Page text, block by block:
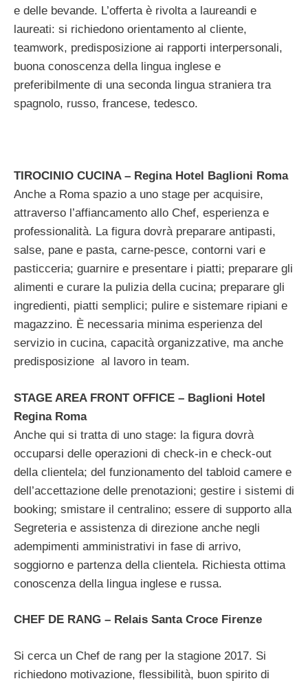
e delle bevande. L’offerta è rivolta a laureandi e
laureati: si richiedono orientamento al cliente,
teamwork, predisposizione ai rapporti interpersonali,
buona conoscenza della lingua inglese e
preferibilmente di una seconda lingua straniera tra
spagnolo, russo, francese, tedesco.
TIROCINIO CUCINA – Regina Hotel Baglioni Roma
Anche a Roma spazio a uno stage per acquisire,
attraverso l’affiancamento allo Chef, esperienza e
professionalità. La figura dovrà preparare antipasti,
salse, pane e pasta, carne-pesce, contorni vari e
pasticceria; guarnire e presentare i piatti; preparare gli
alimenti e curare la pulizia della cucina; preparare gli
ingredienti, piatti semplici; pulire e sistemare ripiani e
magazzino. È necessaria minima esperienza del
servizio in cucina, capacità organizzative, ma anche
predisposizione al lavoro in team.
STAGE AREA FRONT OFFICE – Baglioni Hotel
Regina Roma
Anche qui si tratta di uno stage: la figura dovrà
occuparsi delle operazioni di check-in e check-out
della clientela; del funzionamento del tabloid camere e
dell’accettazione delle prenotazioni; gestire i sistemi di
booking; smistare il centralino; essere di supporto alla
Segreteria e assistenza di direzione anche negli
adempimenti amministrativi in fase di arrivo,
soggiorno e partenza della clientela. Richiesta ottima
conoscenza della lingua inglese e russa.
CHEF DE RANG – Relais Santa Croce Firenze
Si cerca un Chef de rang per la stagione 2017. Si
richiedono motivazione, flessibilità, buon spirito di